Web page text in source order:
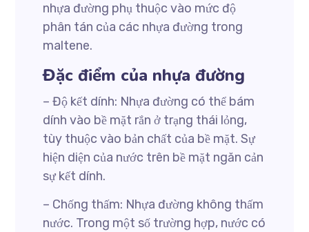
nhựa đường phụ thuộc vào mức độ
phân tán của các nhựa đường trong
maltene.
Đặc điểm của nhựa đường
– Độ kết dính: Nhựa đường có thể bám
dính vào bề mặt rắn ở trạng thái lỏng,
tùy thuộc vào bản chất của bề mặt. Sự
hiện diện của nước trên bề mặt ngăn cản
sự kết dính.
– Chống thấm: Nhựa đường không thấm
nước. Trong một số trường hợp, nước có